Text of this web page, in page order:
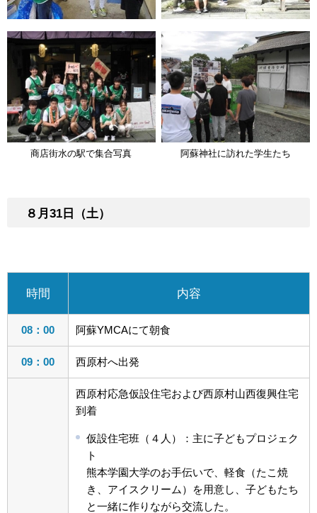
商店街水の駅で集合写真 阿蘇神社に訪れた学生たち
８月31日（土）
時間 内容
08：00 阿蘇YMCAにて朝食
09：00 西原村へ出発
西原村応急仮設住宅および西原村山西復興住宅
到着
仮設住宅班（４人）：主に子どもプロジェク
ト
熊本学園大学のお手伝いで、軽食（たこ焼
き、アイスクリーム）を用意し、子どもたち
と一緒に作りながら交流した。